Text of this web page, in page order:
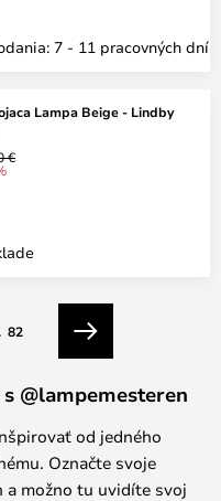
7 - 11 pracovných dní
Lampa Beige - Lindby
€
82
Ďalší
@lampemesteren
od jedného
Označte svoje
a možno tu uvidíte svoj